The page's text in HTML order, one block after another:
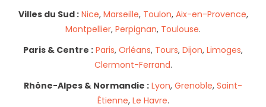
Villes du Sud : Nice, Marseille, Toulon, Aix-en-Provence,
Montpellier, Perpignan, Toulouse.
Paris & Centre : Paris, Orléans, Tours, Dijon, Limoges,
Clermont-Ferrand.
Rhône-Alpes & Normandie : Lyon, Grenoble, Saint-
Étienne, Le Havre.